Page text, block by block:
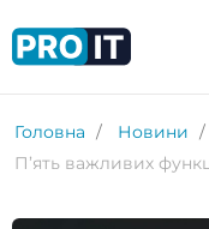
Головна
Новини